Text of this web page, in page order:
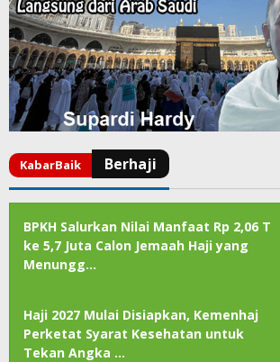
BPKH Salurkan Nilai Manfaat Rp 2,06 T
ke 5,7 Juta Calon Jemaah Haji yang
Menungg…
Haji 2027 Mulai Disiapkan, Kemenhaj
Perketat Syarat Kesehatan untuk
Tekan Angka …